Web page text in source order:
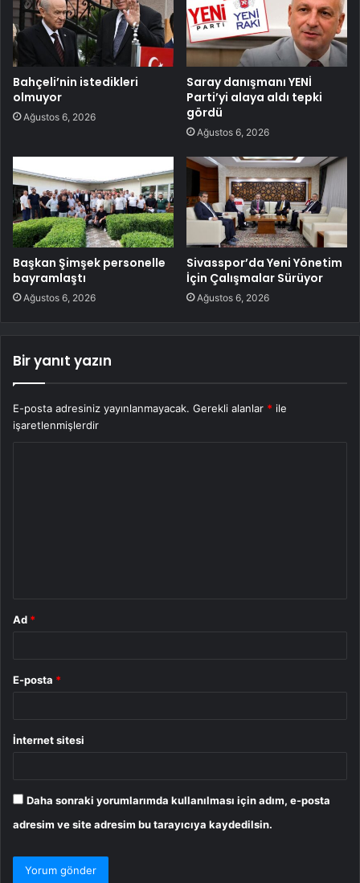
Bahçeli’nin istedikleri
olmuyor
Ağustos 6, 2026
Saray danışmanı YENİ
Parti’yi alaya aldı tepki
gördü
Ağustos 6, 2026
Başkan Şimşek personelle
bayramlaştı
Ağustos 6, 2026
Sivasspor’da Yeni Yönetim
İçin Çalışmalar Sürüyor
Ağustos 6, 2026
Bir yanıt yazın
E-posta adresiniz yayınlanmayacak. Gerekli alanlar * ile
işaretlenmişlerdir
Ad *
E-posta *
İnternet sitesi
Daha sonraki yorumlarımda kullanılması için adım, e-posta
adresim ve site adresim bu tarayıcıya kaydedilsin.